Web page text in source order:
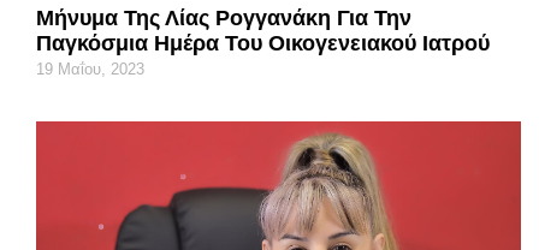
Μήνυμα Της Λίας Ρογγανάκη Για Την
Παγκόσμια Ημέρα Του Οικογενειακού Ιατρού
19 Μαΐου, 2023